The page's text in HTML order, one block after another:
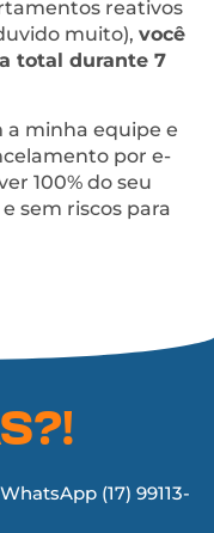
reativos
muito), você
total durante 7
minha equipe e
por e-
100% do seu
sem riscos para
(17) 99113-